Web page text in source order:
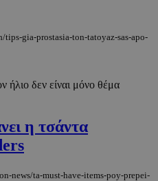
gia-prostasia-ton-tatoyaz-sas-apo-
ήλιο δεν είναι μόνο θέμα
η τσάντα
news/ta-must-have-items-poy-prepei-